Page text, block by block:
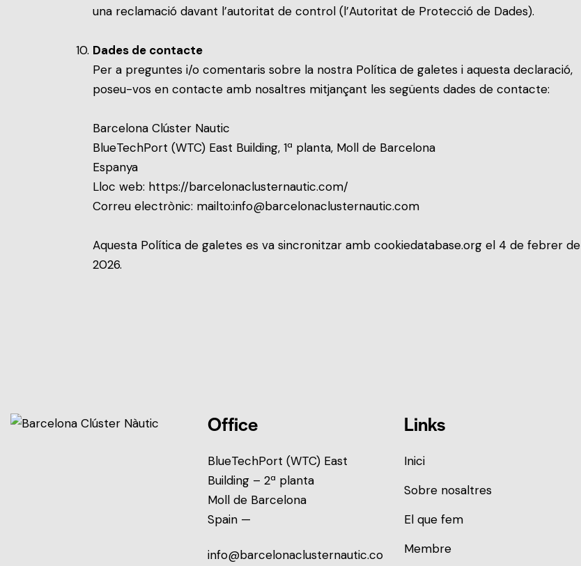
una reclamació davant l’autoritat de control (l’Autoritat de Protecció de Dades).
Dades de contacte
Per a preguntes i/o comentaris sobre la nostra Política de galetes i aquesta declaració,
poseu-vos en contacte amb nosaltres mitjançant les següents dades de contacte:
Barcelona Clúster Nautic
BlueTechPort (WTC) East Building, 1ª planta, Moll de Barcelona
Espanya
Lloc web: https://barcelonaclusternautic.com/
Correu electrònic: mailto:info@barcelonaclusternautic.com
Aquesta Política de galetes es va sincronitzar amb cookiedatabase.orgel 4 de febrer de
2026.
Office
BlueTechPort (WTC) East
Building – 2ª planta
Moll de Barcelona
Spain —
info@barcelonaclusternautic.co
Links
Inici
Sobre nosaltres
El que fem
Membre